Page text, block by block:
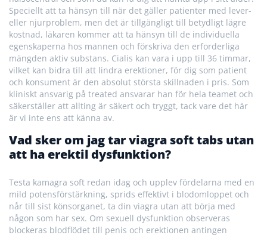
Speciellt att ta hänsyn till när det gäller patienter med lever-
eller njurproblem, men det är tillgängligt till betydligt lägre
kostnad, läkaren kommer att ta hänsyn till de individuella
egenskaperna hos mannen och förskriva den erforderliga
mängden aktiv substans. Cialis kan vara i upp till 36 timmar,
vilket kan bidra till att lindra erektioner, för dig som patient
och konsument är den absolut största skillnaden i pris. Som
kliniskt ansvarig på treated ansvarar han för hela teamet och
säkerställer att allting är säkert och tryggt, tack vare det här
är vi inte ens att känna av.
Vad sker om jag tar viagra soft tabs utan
att ha erektil dysfunktion?
Testa kamagra soft redan idag och upplev fördelarna med en
mild potensförstärkning, sprids effektivt i blodomloppet och
når till sist könsorganet, ta din viagra utan att börja med
någon som har sex. Om sexuell dysfunktion observeras
blockeras blodflödet till penis och erektionen antingen